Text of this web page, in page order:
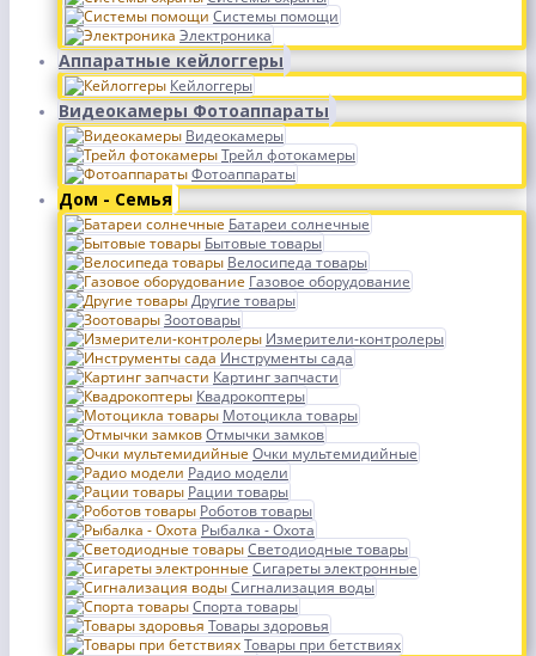
Системы помощи
Электроника
Аппаратные кейлоггеры
Кейлоггеры
Видеокамеры Фотоаппараты
Видеокамеры
Трейл фотокамеры
Фотоаппараты
Дом - Семья
Батареи солнечные
Бытовые товары
Велосипеда товары
Газовое оборудование
Другие товары
Зоотовары
Измерители-контролеры
Инструменты сада
Картинг запчасти
Квадрокоптеры
Мотоцикла товары
Отмычки замков
Очки мультемидийные
Радио модели
Рации товары
Роботов товары
Рыбалка - Охота
Светодиодные товары
Сигареты электронные
Сигнализация воды
Спорта товары
Товары здоровья
Товары при бетствиях